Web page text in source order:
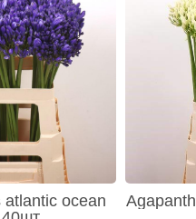
atlantic ocean